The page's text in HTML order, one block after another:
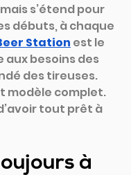
s’étend pour
débuts, à chaque
Station est le
besoins des
des tireuses.
modèle complet.
tout prêt à
à